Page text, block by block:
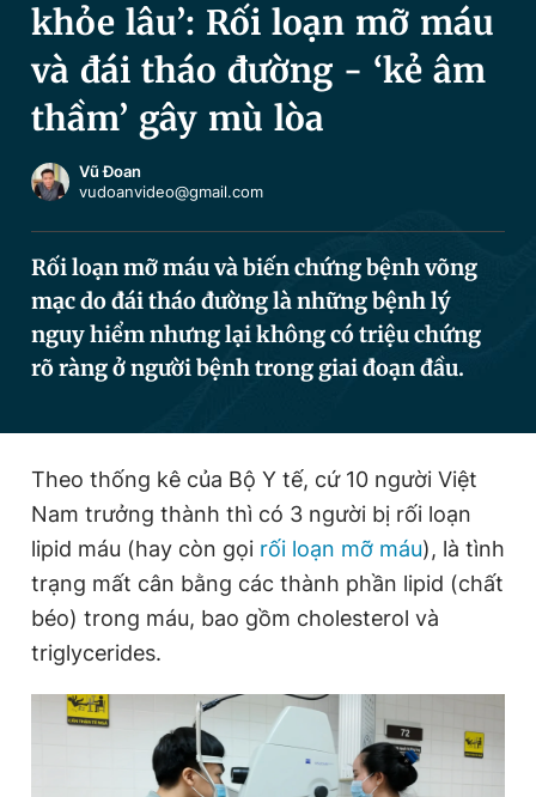
Sản phẩm khác
Tiện ích Bạn cần biết
Thông tin tòa soạn
Đọc Thanh Niên trên điện thoại
Theo dõi báo trên
Hotline
0906 645 777
Liên hệ quảng cáo
0908 780 404
Đặt báo Quảng cáo
Tổng biên tập: Nguyễn Ngọc Toàn
Phó tổng biên tập thường trực: Hải Thành
Phó tổng biên tập: Lâm Hiếu Dũng
Phó tổng biên tập: Trần Việt Hưng
Tổng thư ký tòa soạn: Đức Trung
khỏe lâu’: Rối loạn mỡ máu
và đái tháo đường - ‘kẻ âm
thầm’ gây mù lòa
Vũ Đoan
vudoanvideo@gmail.com
Rối loạn mỡ máu và biến chứng bệnh võng
mạc do đái tháo đường là những bệnh lý
nguy hiểm nhưng lại không có triệu chứng
rõ ràng ở người bệnh trong giai đoạn đầu.
Theo thống kê của Bộ Y tế, cứ 10 người Việt
Nam trưởng thành thì có 3 người bị rối loạn
lipid máu (hay còn gọi rối loạn mỡ máu), là tình
trạng mất cân bằng các thành phần lipid (chất
béo) trong máu, bao gồm cholesterol và
triglycerides.